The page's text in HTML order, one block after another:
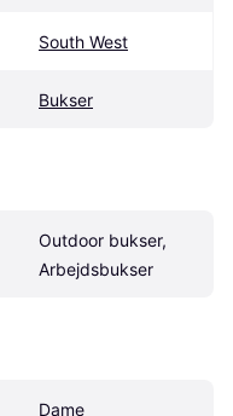
South West
Bukser
Outdoor bukser,
Arbejdsbukser
Dame